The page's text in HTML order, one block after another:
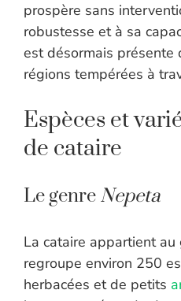
prospère sans
robustesse et à sa
est désormais présente
régions tempérées à
Espèces et
de cataire
Le genre Nepeta
La cataire appartient au
regroupe environ 250
herbacées et de petits